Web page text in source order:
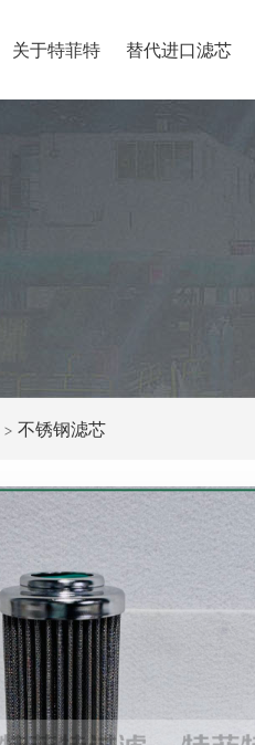
关于特菲特 替代进口滤芯
> 不锈钢滤芯